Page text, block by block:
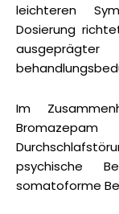
leichteren
Dosierung
Im
psychische
somatoforme